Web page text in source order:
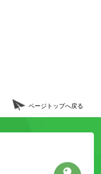
ページトップへ戻る